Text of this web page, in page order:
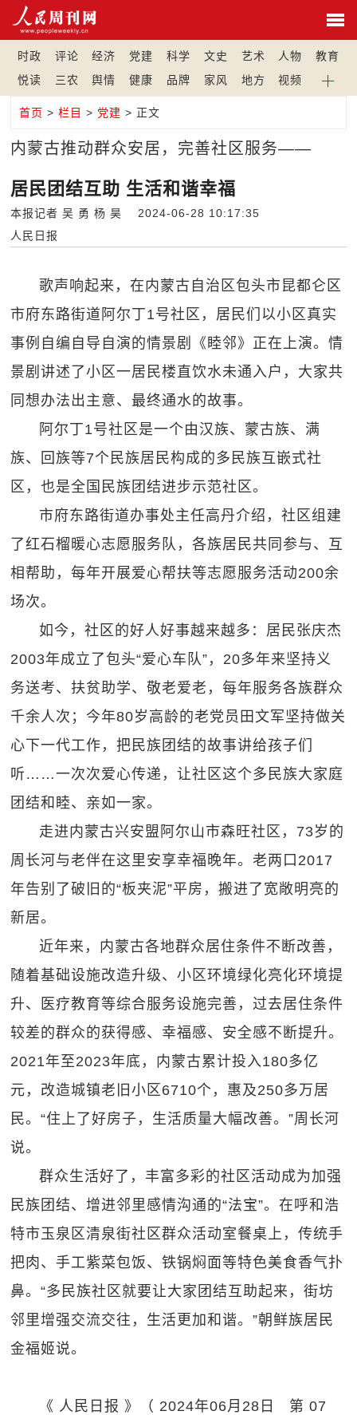
时政 评论 经济 党建 科学 文史 艺术 人物
教育
悦读
三农 舆情 健康 品牌 家风 地方 视频
首页 >栏目 > 党建 > 正文
内蒙古推动群众安居，完善社区服务——
居民团结互助 生活和谐幸福
本报记者 吴 勇 杨 昊 2024-06-28 10:17:35
人民日报
歌声响起来，在内蒙古自治区包头市昆都仑区
市府东路街道阿尔丁1号社区，居民们以小区真实
事例自编自导自演的情景剧《睦邻》正在上演。情
景剧讲述了小区一居民楼直饮水未通入户，大家共
同想办法出主意、最终通水的故事。
阿尔丁1号社区是一个由汉族、蒙古族、满
族、回族等7个民族居民构成的多民族互嵌式社
区，也是全国民族团结进步示范社区。
市府东路街道办事处主任高丹介绍，社区组建
了红石榴暖心志愿服务队，各族居民共同参与、互
相帮助，每年开展爱心帮扶等志愿服务活动200余
场次。
如今，社区的好人好事越来越多：居民张庆杰
2003年成立了包头“爱心车队”，20多年来坚持义
务送考、扶贫助学、敬老爱老，每年服务各族群众
千余人次；今年80岁高龄的老党员田文军坚持做关
心下一代工作，把民族团结的故事讲给孩子们
听……一次次爱心传递，让社区这个多民族大家庭
团结和睦、亲如一家。
走进内蒙古兴安盟阿尔山市森旺社区，73岁的
周长河与老伴在这里安享幸福晚年。老两口2017
年告别了破旧的“板夹泥”平房，搬进了宽敞明亮的
新居。
近年来，内蒙古各地群众居住条件不断改善，
随着基础设施改造升级、小区环境绿化亮化环境提
升、医疗教育等综合服务设施完善，过去居住条件
较差的群众的获得感、幸福感、安全感不断提升。
2021年至2023年底，内蒙古累计投入180多亿
元，改造城镇老旧小区6710个，惠及250多万居
民。“住上了好房子，生活质量大幅改善。”周长河
说。
群众生活好了，丰富多彩的社区活动成为加强
民族团结、增进邻里感情沟通的“法宝”。在呼和浩
特市玉泉区清泉街社区群众活动室餐桌上，传统手
把肉、手工紫菜包饭、铁锅焖面等特色美食香气扑
鼻。“多民族社区就要让大家团结互助起来，街坊
邻里增强交流交往，生活更加和谐。”朝鲜族居民
金福姬说。
《 人民日报 》（ 2024年06月28日 第 07